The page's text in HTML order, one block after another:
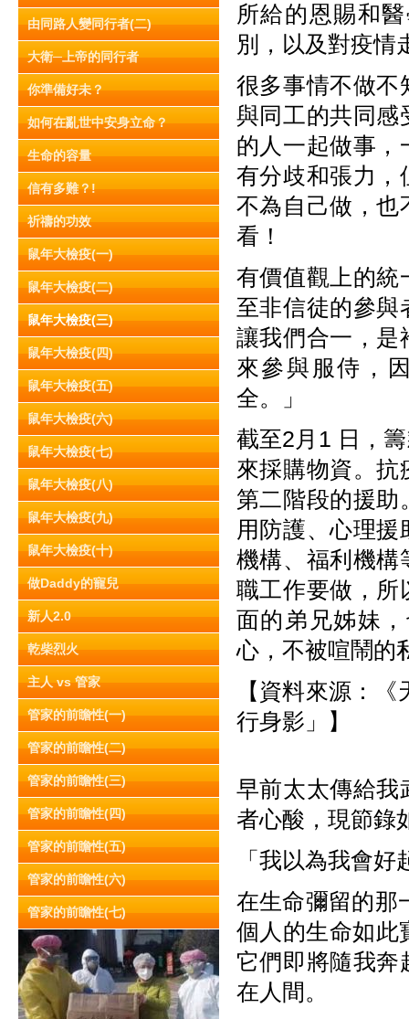
由同路人變同行者(二)
大衛─上帝的同行者
你準備好未？
如何在亂世中安身立命？
生命的容量
信有多難？!
祈禱的功效
鼠年大檢疫(一)
鼠年大檢疫(二)
鼠年大檢疫(三)
鼠年大檢疫(四)
鼠年大檢疫(五)
鼠年大檢疫(六)
鼠年大檢疫(七)
鼠年大檢疫(八)
鼠年大檢疫(九)
鼠年大檢疫(十)
做Daddy的寵兒
新人2.0
乾柴烈火
主人 vs 管家
管家的前瞻性(一)
管家的前瞻性(二)
管家的前瞻性(三)
管家的前瞻性(四)
管家的前瞻性(五)
管家的前瞻性(六)
管家的前瞻性(七)
所給的恩賜和
別，以及對疫情
很多事情不做不
與同工的共同感
的人一起做事，
有分歧和張力，
不為自己做，也
看！
有價值觀上的統
至非信徒的參與
讓我們合一，是
來參與服侍，
全。」
截至2月1 日，
來採購物資。抗
第二階段的援助
用防護、心理
機構、福利機構
職工作要做，所
面的弟兄姊妹
心，不被喧鬧的
【資料來源：
行身影」】
早前太太傳給我
者心酸，現節錄
「我以為我會
在生命彌留的
個人的生命如此
它們即將隨我奔
在人間。